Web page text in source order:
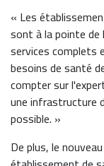
« Les
sont à la pointe
services complets
besoins de santé
compter sur
une infrastructure
possible. »
De plus, le